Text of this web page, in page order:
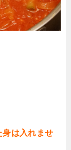
身は入れませ